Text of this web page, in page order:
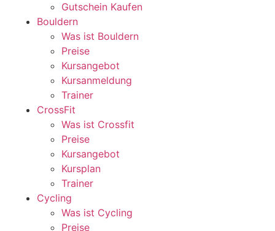
Gutschein Kaufen
Bouldern
Was ist Bouldern
Preise
Kursangebot
Kursanmeldung
Trainer
CrossFit
Was ist Crossfit
Preise
Kursangebot
Kursplan
Trainer
Cycling
Was ist Cycling
Preise